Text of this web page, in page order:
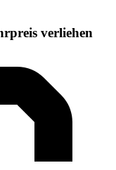
verliehen